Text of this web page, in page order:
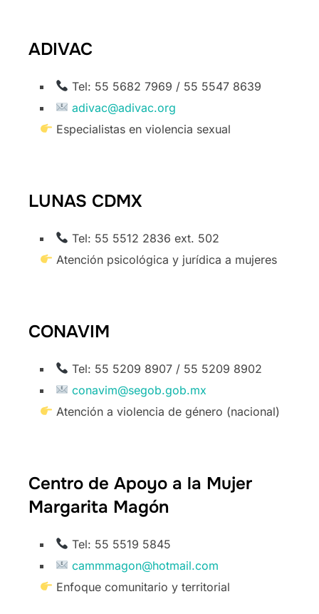
ADIVAC
Tel: 55 5682 7969 / 55 5547 8639
adivac@adivac.org
Especialistas en violencia sexual
LUNAS CDMX
Tel: 55 5512 2836 ext. 502
Atención psicológica y jurídica a mujeres
CONAVIM
Tel: 55 5209 8907 / 55 5209 8902
conavim@segob.gob.mx
Atención a violencia de género (nacional)
Centro de Apoyo a la Mujer
Margarita Magón
Tel: 55 5519 5845
cammmagon@hotmail.com
Enfoque comunitario y territorial